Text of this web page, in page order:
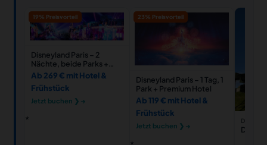
19% Preisvorteil
Disneyland Paris – 2
Nächte, beide Parks +
Hotel
Ab 269 € mit Hotel &
Frühstück
Jetzt buchen ❯ →
23% Preisvorteil
Disneyland Paris – 1 Tag, 1
Park + Premium Hotel
Ab 119 € mit Hotel &
Frühstück
Jetzt buchen ❯ →